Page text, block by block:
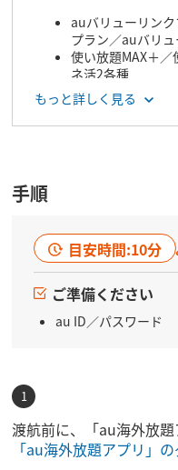
auバリューリン
プラン／auバリ
使い放題MAX＋／
ネ活2各種
auマネ活プラン＋
データMAXプラン
もっと詳しく見る
手順
目安時間:10分
ご準備ください
au ID／パスワード
渡航前に、「au海外放題
「au海外放題アプリ」